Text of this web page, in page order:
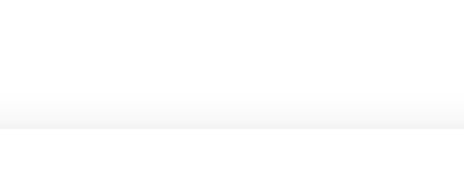
Detta